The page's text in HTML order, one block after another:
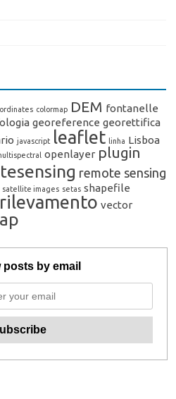
colormap DEM fontanelle
georeference georettifica
javascript leaflet linha Lisboa
openlayer plugin
remote sensing
satellite images setas shapefile
vector
posts by email